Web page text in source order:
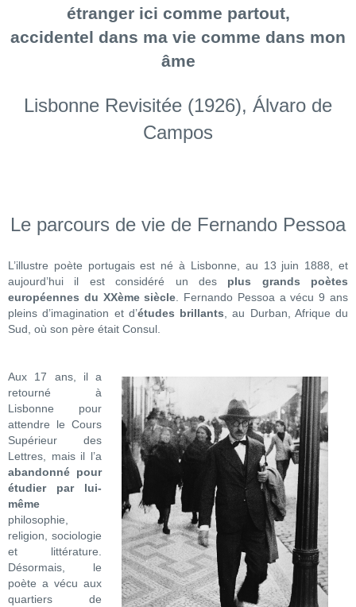
étranger ici comme partout,
accidentel dans ma vie comme dans mon
âme
Lisbonne Revisitée (1926), Álvaro de
Campos
Le parcours de vie de Fernando Pessoa
L’illustre poète portugais est né à Lisbonne, au 13 juin 1888, et
aujourd’hui il est considéré un des plus grands poètes
européennes du XXème siècle. Fernando Pessoa a vécu 9 ans
pleins d’imagination et d’études brillants, au Durban, Afrique du
Sud, où son père était Consul.
Aux 17 ans, il a
retourné à
Lisbonne pour
attendre le Cours
Supérieur des
Lettres, mais il l’a
abandonné pour
étudier par lui-
même
philosophie,
religion, sociologie
et littérature.
Désormais, le
poète a vécu aux
quartiers de